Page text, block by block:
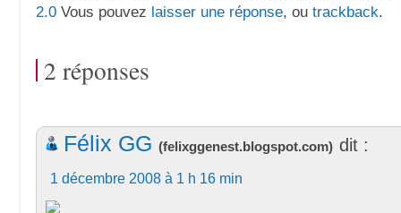
2.0 Vous pouvez laisser une réponse, ou trackback.
2 réponses
Félix GG (felixggenest.blogspot.com) dit :
1 décembre 2008 à 1 h 16 min